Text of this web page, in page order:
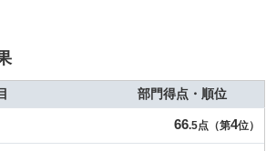
部門得点・順位
66.5点（第4位）